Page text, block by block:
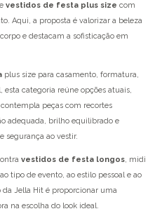
e vestidos de festa plus size com
Aqui, a proposta é valorizar a beleza
e destacam a sofisticação em
plus size para casamento, formatura,
categoria reúne opções atuais,
peças com recortes
adequada, brilho equilibrado e
segurança ao vestir.
vestidos de festa longos, midi
tipo de evento, ao estilo pessoal e ao
da Jella Hit é proporcionar uma
na escolha do look ideal.